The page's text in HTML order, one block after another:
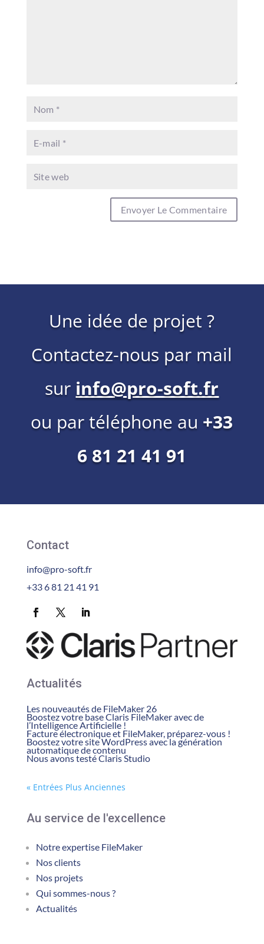
Une idée de projet ?
Contactez-nous par mail
sur info@pro-soft.fr
ou par téléphone au +33
6 81 21 41 91
Contact
info@pro-soft.fr
+33 6 81 21 41 91
Actualités
Les nouveautés de FileMaker 26
Boostez votre base Claris FileMaker avec de
l’Intelligence Artificielle !
Facture électronique et FileMaker, préparez-vous !
Boostez votre site WordPress avec la génération
automatique de contenu
Nous avons testé Claris Studio
« Entrées Plus Anciennes
Au service de l'excellence
Notre expertise FileMaker
Nos clients
Nos projets
Qui sommes-nous ?
Actualités